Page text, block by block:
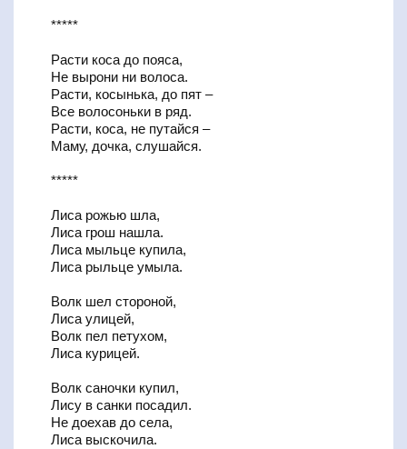
*****
Расти коса до пояса,
Не вырони ни волоса.
Расти, косынька, до пят –
Все волосоньки в ряд.
Расти, коса, не путайся –
Маму, дочка, слушайся.
*****
Лиса рожью шла,
Лиса грош нашла.
Лиса мыльце купила,
Лиса рыльце умыла.
Волк шел стороной,
Лиса улицей,
Волк пел петухом,
Лиса курицей.
Волк саночки купил,
Лису в санки посадил.
Не доехав до села,
Лиса выскочила.